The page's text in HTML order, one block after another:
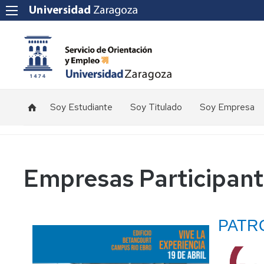
Soy Estudiante Soy Titulado Soy Empresa
Empresas